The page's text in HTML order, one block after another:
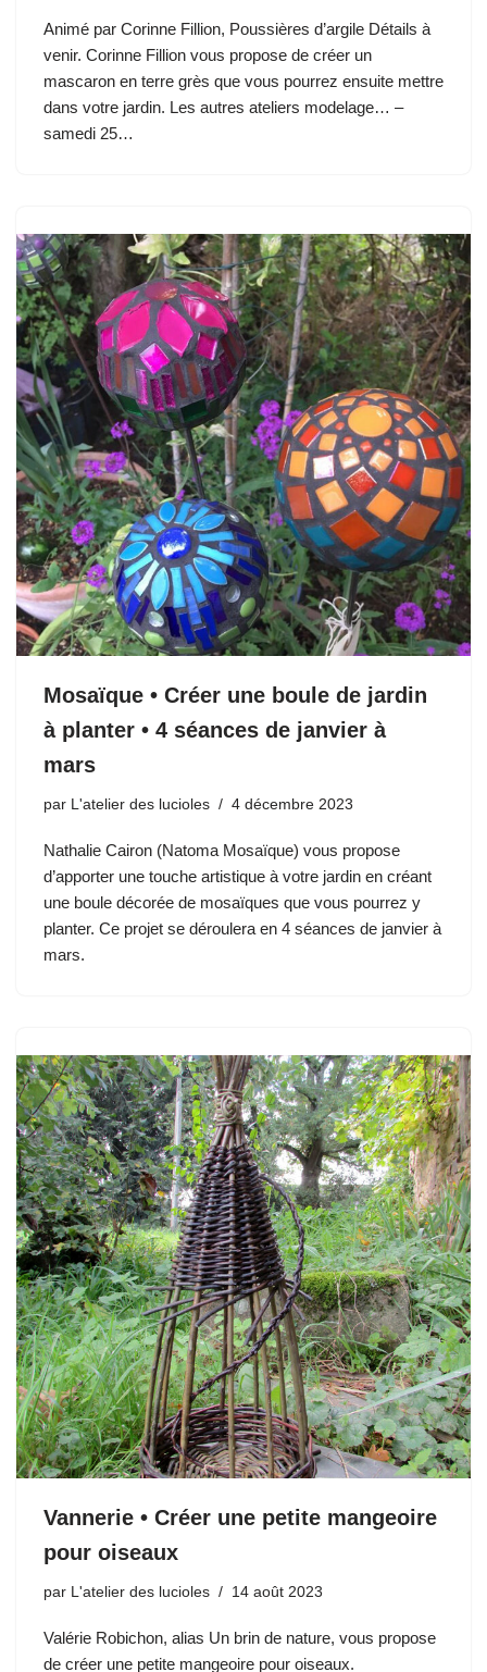
Animé par Corinne Fillion, Poussières d’argile Détails à
venir. Corinne Fillion vous propose de créer un
mascaron en terre grès que vous pourrez ensuite mettre
dans votre jardin. Les autres ateliers modelage… –
samedi 25…
Mosaïque • Créer une boule de jardin
à planter • 4 séances de janvier à
mars
par L'atelier des lucioles 4 décembre 2023
Nathalie Cairon (Natoma Mosaïque) vous propose
d’apporter une touche artistique à votre jardin en créant
une boule décorée de mosaïques que vous pourrez y
planter. Ce projet se déroulera en 4 séances de janvier à
mars.
Vannerie • Créer une petite mangeoire
pour oiseaux
par L'atelier des lucioles 14 août 2023
Valérie Robichon, alias Un brin de nature, vous propose
de créer une petite mangeoire pour oiseaux.